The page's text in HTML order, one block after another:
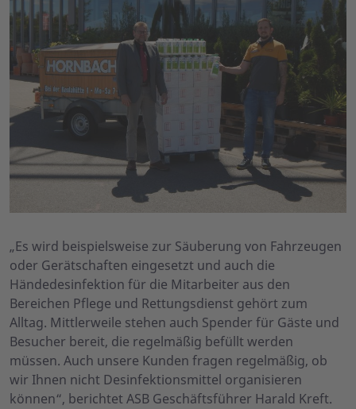
„Es wird beispielsweise zur Säuberung von Fahrzeugen
oder Gerätschaften eingesetzt und auch die
Händedesinfektion für die Mitarbeiter aus den
Bereichen Pflege und Rettungsdienst gehört zum
Alltag. Mittlerweile stehen auch Spender für Gäste und
Besucher bereit, die regelmäßig befüllt werden
müssen. Auch unsere Kunden fragen regelmäßig, ob
wir Ihnen nicht Desinfektionsmittel organisieren
können“, berichtet ASB Geschäftsführer Harald Kreft.